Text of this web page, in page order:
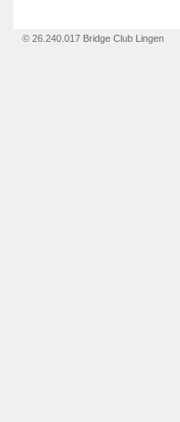
© 26.240.017 Bridge Club Lingen